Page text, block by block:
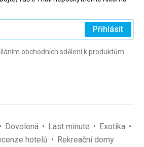
Přihlásit
obchodních sdělení k produktům
Dovolená Last minute
Exotika
hotelů Rekreační domy